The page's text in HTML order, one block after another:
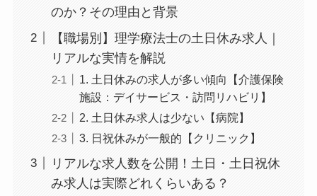
のか？その理由と背景
【職場別】理学療法士の土日休み求人｜
リアルな実情を解説
1. 土日休みの求人が多い傾向【介護保険
施設：デイサービス・訪問リハビリ】
2. 土日休み求人は少ない【病院】
3. 日祝休みが一般的【クリニック】
リアルな求人数を公開！土日・土日祝休
み求人は実際どれくらいある？